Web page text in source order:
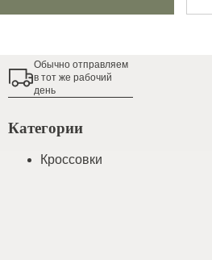
Обычно oтправляем
в тот же рабочий
день
Категории
Кроссовки